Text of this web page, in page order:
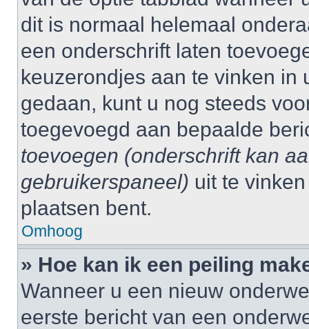
dit is normaal helemaal
een onderschrift laten
keuzerondjes aan te vinken in
gedaan, kunt u nog steeds
toegevoegd aan bepaalde
toevoegen (onderschrift kan
gebruikerspaneel) uit te
plaatsen bent.
Omhoog
» Hoe kan ik een peiling
Wanneer u een nieuw
eerste bericht van een